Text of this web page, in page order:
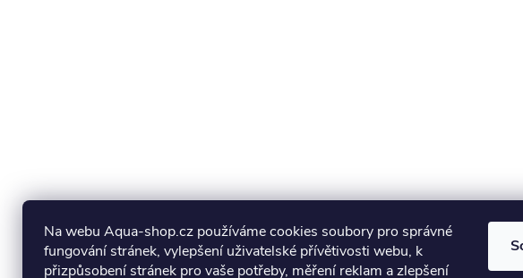
Na webu Aqua-shop.cz používáme cookies soubory pro správné
fungování stránek, vylepšení uživatelské přívětivosti webu, k
přizpůsobení stránek pro vaše potřeby, měření reklam a zlepšení